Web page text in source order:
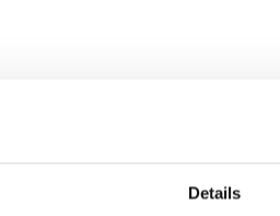
DetailsTelefon